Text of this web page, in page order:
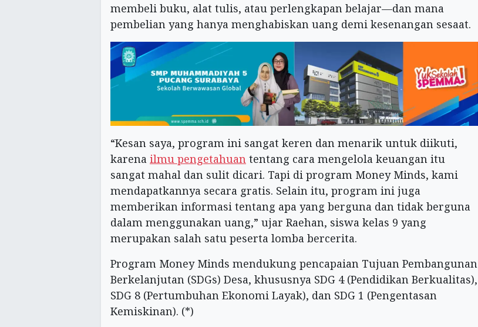
membeli buku, alat tulis, atau perlengkapan belajar—dan mana
pembelian yang hanya menghabiskan uang demi kesenangan sesaat.
“Kesan saya, program ini sangat keren dan menarik untuk diikuti,
karena ilmu pengetahuan tentang cara mengelola keuangan itu
sangat mahal dan sulit dicari. Tapi di program Money Minds, kami
mendapatkannya secara gratis. Selain itu, program ini juga
memberikan informasi tentang apa yang berguna dan tidak berguna
dalam menggunakan uang,” ujar Raehan, siswa kelas 9 yang
merupakan salah satu peserta lomba bercerita.
Program Money Minds mendukung pencapaian Tujuan Pembangunan
Berkelanjutan (SDGs) Desa, khususnya SDG 4 (Pendidikan Berkualitas),
SDG 8 (Pertumbuhan Ekonomi Layak), dan SDG 1 (Pengentasan
Kemiskinan). (*)